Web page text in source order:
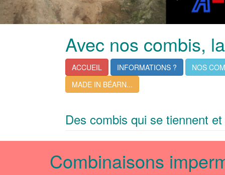
Avec nos combis,
ACCUEIL INFORMATIONS ?
NOS
MADE IN BÉARN...
Des combis qui se tiennent
Combinaisons